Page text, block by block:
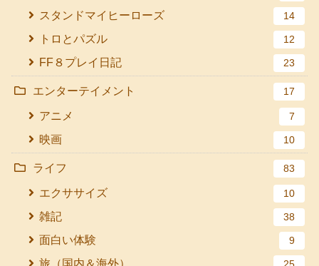
スタンドマイヒーローズ 14
トロとパズル 12
FF８プレイ日記 23
エンターテイメント 17
アニメ 7
映画 10
ライフ 83
エクササイズ 10
雑記 38
面白い体験 9
旅（国内＆海外） 25